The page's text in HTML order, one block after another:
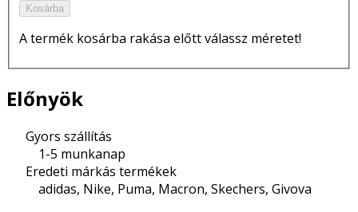
Kosárba
A termék kosárba rakása előtt válassz méretet!
Előnyök
Gyors szállítás
1-5 munkanap
Eredeti márkás termékek
adidas, Nike, Puma, Macron, Skechers, Givova